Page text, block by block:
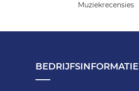
Muziekrecensies
BEDRIJFSINFORMATIE